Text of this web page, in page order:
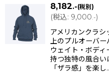
8,182.-(税別)
(税込: 9,000 .-)
アメリカンクラシ
上のプルオーバー
ウェイト・ボデ
持つ独特の風合い
「ザラ感」を楽し